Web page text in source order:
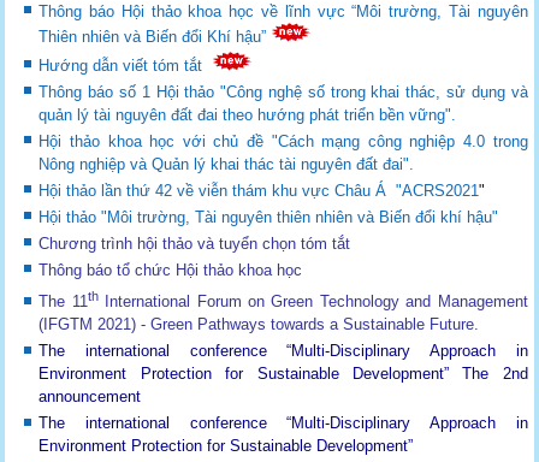
Thông báo Hội thảo khoa học về lĩnh vực “Môi trường, Tài nguyên
Thiên nhiên và Biến đổi Khí hậu”
Hướng dẫn viết tóm tắt
Thông báo số 1 Hội thảo "Công nghệ số trong khai thác, sử dụng và
quản lý tài nguyên đất đai theo hướng phát triển bền vững".
Hội thảo khoa học với chủ đề "Cách mạng công nghiệp 4.0 trong
Nông nghiệp và Quản lý khai thác tài nguyên đất đai".
Hội thảo lần thứ 42 về viễn thám khu vực Châu Á "ACRS2021"
Hội thảo "Môi trường, Tài nguyên thiên nhiên và Biến đổi khí hậu"
Chương trình hội thảo và tuyển chọn tóm tắt
Thông báo tổ chức Hội thảo khoa học
The 11thInternational Forum on Green Technology and Management
(IFGTM 2021) - Green Pathways towards a Sustainable Future.
The international conference “Multi-Disciplinary Approach in
Environment Protection for Sustainable Development”The 2nd
announcement
The international conference “Multi-Disciplinary Approach in
Environment Protection for Sustainable Development”